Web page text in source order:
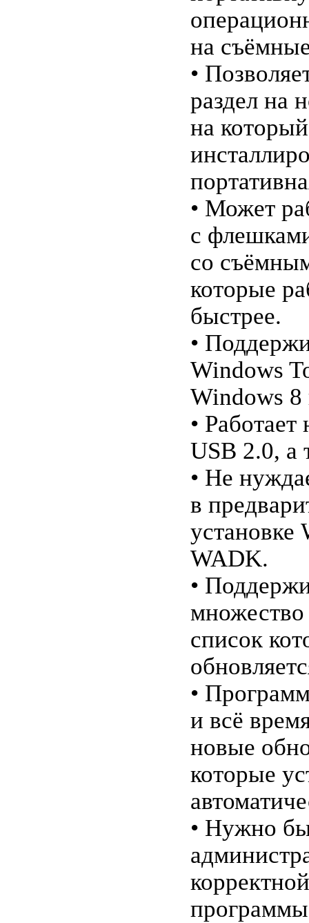
на
•
раздел на
на
• Может
с
со
которые
быстрее.
•
Windows
Windows
•
USB 2.0, а
• Не
в
установке
WADK.
•
множество
список
•
и всё
новые
которые
• Нужно